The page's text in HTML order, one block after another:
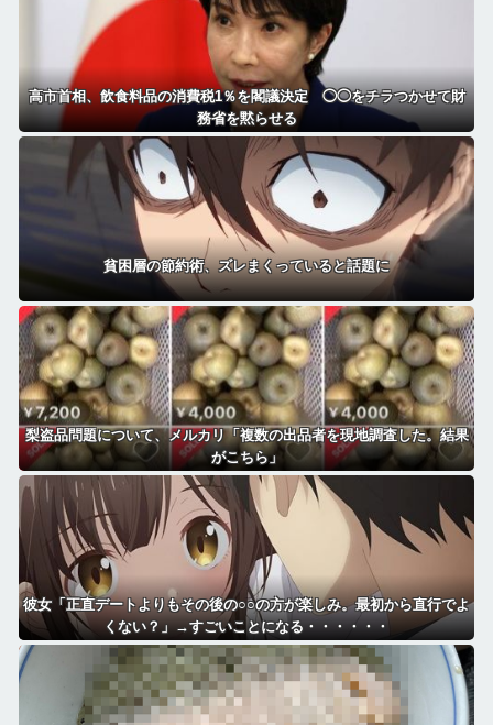
高市首相、飲食料品の消費税1％を閣議決定 ◯◯をチラつかせて財
務省を黙らせる
貧困層の節約術、ズレまくっていると話題に
梨盗品問題について、メルカリ「複数の出品者を現地調査した。結果
がこちら」
彼女「正直デートよりもその後の○○の方が楽しみ。最初から直行でよ
くない？」→すごいことになる・・・・・・